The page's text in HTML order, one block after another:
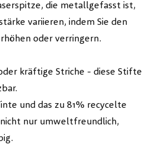
die metallgefasst ist,
variieren, indem Sie den
oder verringern.
kräftige Striche - diese Stifte
und das zu 81% recycelte
nicht nur umweltfreundlich,